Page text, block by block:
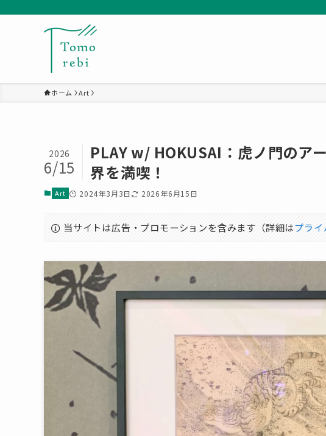
ホーム Art
PLAY w/ HOKUSAI：虎ノ門のア
界を満喫！
2026
6/15
Art 2024年3月3日 2026年6月15日
当サイトは広告・プロモーションを含みます（詳細はプラ